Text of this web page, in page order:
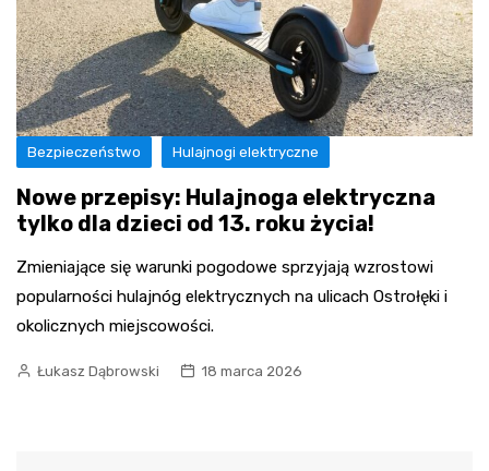
Bezpieczeństwo Hulajnogi elektryczne
Nowe przepisy: Hulajnoga elektryczna
tylko dla dzieci od 13. roku życia!
Zmieniające się warunki pogodowe sprzyjają wzrostowi
popularności hulajnóg elektrycznych na ulicach Ostrołęki i
okolicznych miejscowości.
Łukasz Dąbrowski 18 marca 2026